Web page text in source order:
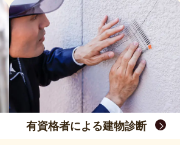
有資格者による建物診断